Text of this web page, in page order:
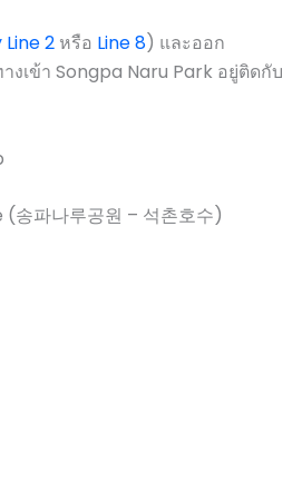
2หรือ Line 8) และออก
งเข้า Songpa Naru Park อยู่ติดกับ
파나루공원 – 석촌호수)